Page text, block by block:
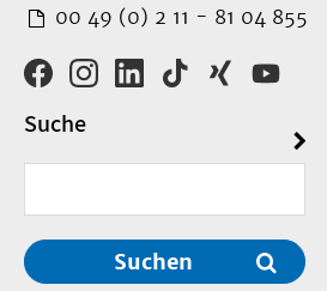
00 49 (0) 2 11 - 81 04 855
Suche
Suchen